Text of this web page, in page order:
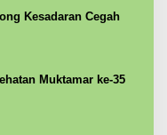
Kesadaran Cegah
Muktamar ke-35